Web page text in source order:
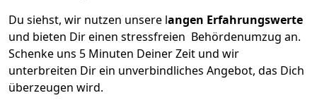
Du siehst, wir nutzen unsere langen Erfahrungswerte
und bieten Dir einen stressfreien Behördenumzug an.
Schenke uns 5 Minuten Deiner Zeit und wir
unterbreiten Dir ein unverbindliches Angebot, das Dich
überzeugen wird.